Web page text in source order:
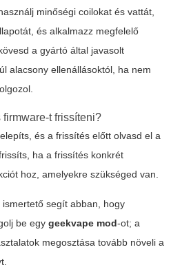
minőségi coilokat és vattát,
és alkalmazz megfelelő
a gyártó által javasolt
alacsony ellenállásoktól, ha nem
t frissíteni?
és a frissítés előtt olvasd el a
ha a frissítés konkrét
hoz, amelyekre szükséged van.
segít abban, hogy
be egy geekvape mod-ot; a
megosztása tovább növeli a